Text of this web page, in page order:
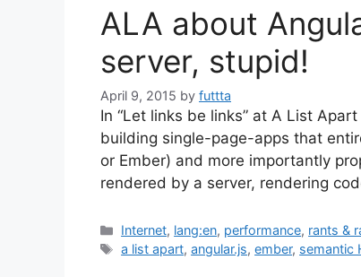
ALA about
server, stupid!
April 9, 2015 by futtta
In “Let links be links” at A List
building single-page-apps that
or Ember) and more importantly
rendered by a server, rendering
Categories
Internet, lang:en, performance, rants &
Tags
a list apart,angular.js,ember, semantic